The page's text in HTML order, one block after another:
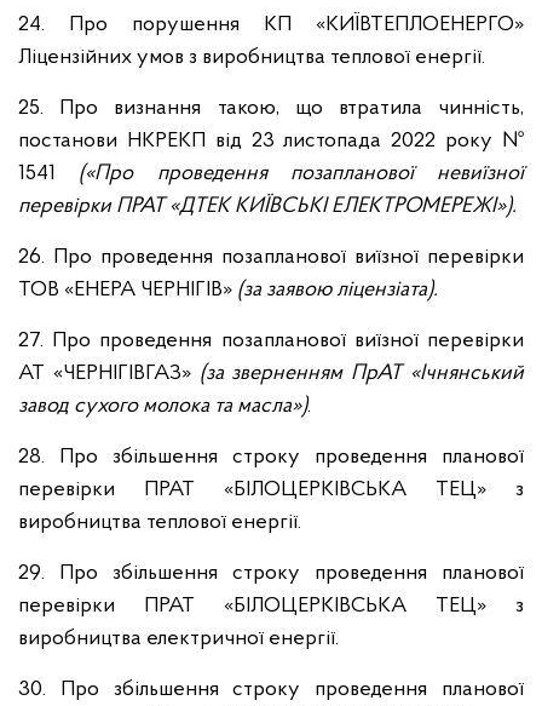
24. Про порушення КП «КИЇВТЕПЛОЕНЕРГО»
Ліцензійних умов з виробництва теплової енергії.
25. Про визнання такою, що втратила чинність,
постанови НКРЕКП від 23 листопада 2022 року №
1541 («Про проведення позапланової невиїзної
перевірки ПРАТ «ДТЕК КИЇВСЬКІ ЕЛЕКТРОМЕРЕЖІ»).
26. Про проведення позапланової виїзної перевірки
ТОВ «ЕНЕРА ЧЕРНІГІВ» (за заявою ліцензіата).
27. Про проведення позапланової виїзної перевірки
АТ «ЧЕРНІГІВГАЗ» (за зверненням ПрАТ «Ічнянський
завод сухого молока та масла»).
28. Про збільшення строку проведення планової
перевірки ПРАТ «БІЛОЦЕРКІВСЬКА ТЕЦ» з
виробництва теплової енергії.
29. Про збільшення строку проведення планової
перевірки ПРАТ «БІЛОЦЕРКІВСЬКА ТЕЦ» з
виробництва електричної енергії.
30. Про збільшення строку проведення планової